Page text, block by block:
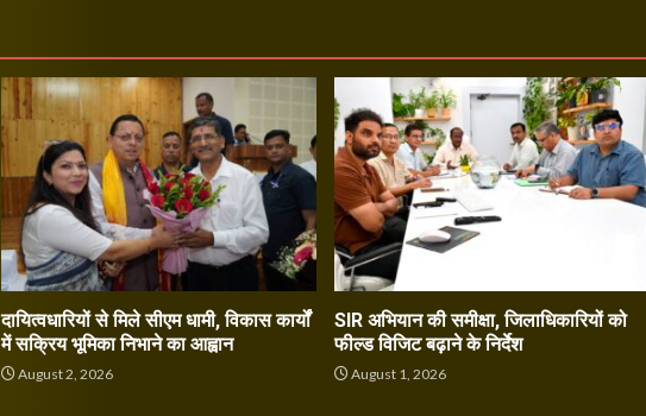
दायित्वधारियों से मिले सीएम धामी, विकास कार्यों
में सक्रिय भूमिका निभाने का आह्वान
August 2, 2026
SIR अभियान की समीक्षा, जिलाधिकारियों को
फील्ड विजिट बढ़ाने के निर्देश
August 1, 2026